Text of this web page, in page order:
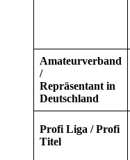
Amateurverband
/
Repräsentant in
Deutschland
Profi Liga / Profi
Titel